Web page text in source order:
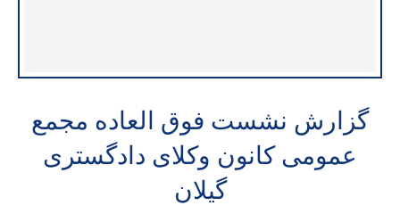
گزارش نشست فوق العاده مجمع
عمومی کانون وکلای دادگستری
گیلان